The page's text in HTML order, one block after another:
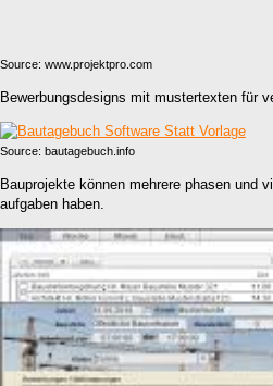
Source: www.projektpro.com
Bewerbungsdesigns mit mustertexten für
Source: bautagebuch.info
Bauprojekte können mehrere phasen und
aufgaben haben.